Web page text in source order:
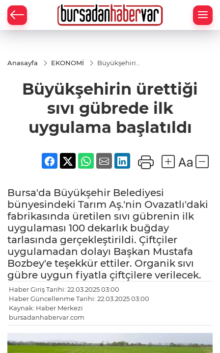
Anasayfa EKONOMİ
Büyükşehirin
uygulama
başlatıldı
Büyükşehirin ürettiği
sıvı gübrede ilk
uygulama başlatıldı
Bursa'da Büyükşehir Belediyesi
bünyesindeki Tarım Aş.'nin Ovazatlı'daki
fabrikasında üretilen sıvı gübrenin ilk
uygulaması 100 dekarlık buğday
tarlasında gerçekleştirildi. Çiftçiler
uygulamadan dolayı Başkan Mustafa
Bozbey'e teşekkür ettiler. Organik sıvı
gübre uygun fiyatla çiftçilere verilecek.
Haber Giriş Tarihi: 22.03.2025 03:00
Haber Güncellenme Tarihi: 22.03.2025 03:00
Kaynak: Haber Merkezi
bursadanhabervar.com